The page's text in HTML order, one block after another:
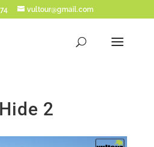
vultour@gmail.com
2